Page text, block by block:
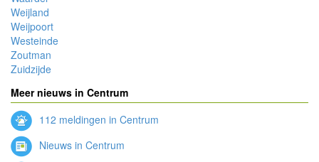
Weijland
Weijpoort
Westeinde
Zoutman
Zuidzijde
Meer nieuws in Centrum
112 meldingen in Centrum
Nieuws in Centrum